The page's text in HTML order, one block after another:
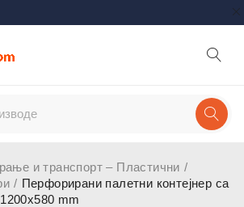
и транспорт – Пластични /
/ Перфорирани палетни контејнер са
mm